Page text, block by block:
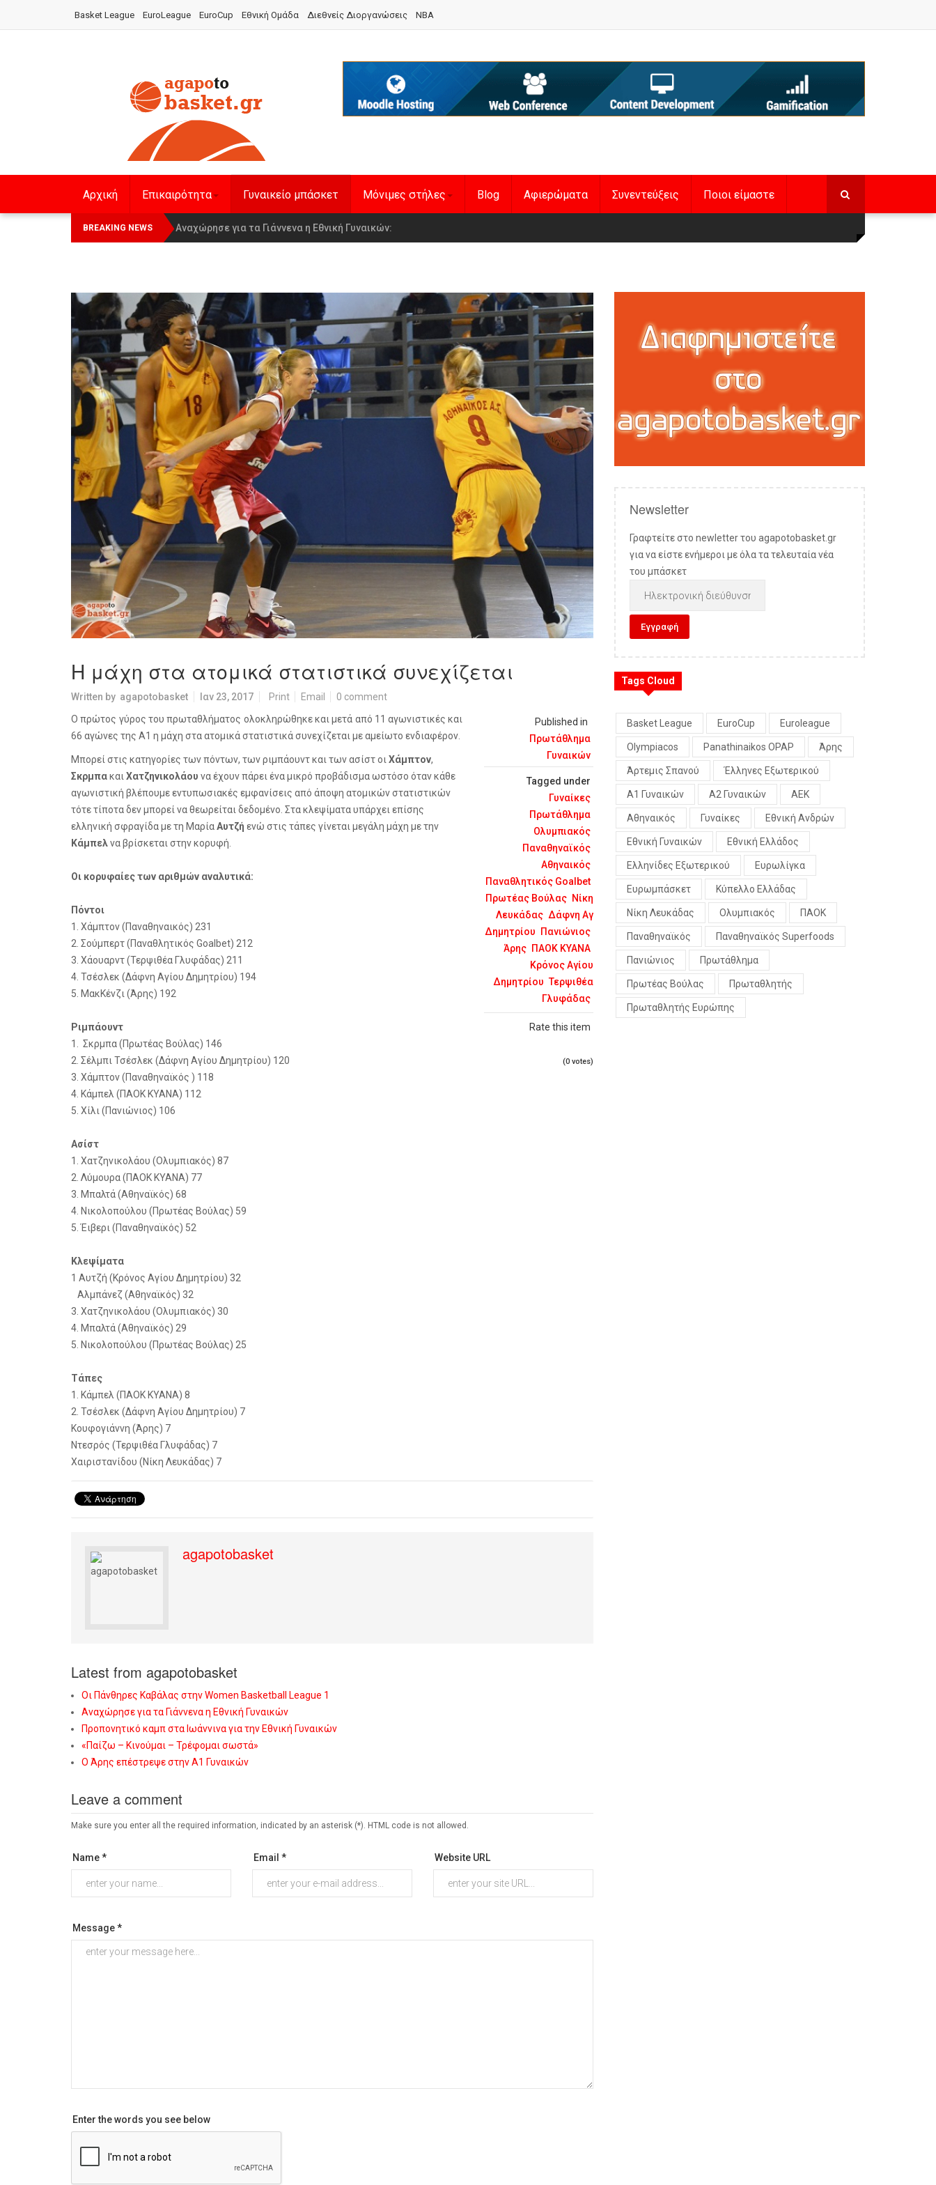
Basket League EuroLeague EuroCup Εθνική Ομάδα Διεθνείς Διοργανώσεις NBA
Αρχική Επικαιρότητα Γυναικείο μπάσκετ Μόνιμες στήλες Blog Αφιερώματα Συνεντεύξεις Ποιοι είμαστε
BREAKING NEWS Οι Πάνθηρες Καβάλας στην Women Basketball League 1
Αναχώρησε για τα Γιάννενα η Εθνική Γυναικών
Η μάχη στα ατομικά στατιστικά συνεχίζεται
Written by agapotobasket Ιαν 23, 2017 Print Email 0 comment
Published in
Πρωτάθλημα
Γυναικών
Tagged under
Γυναίκες
Πρωτάθλημα
Ολυμπιακός
Παναθηναϊκός
Αθηναικός
Παναθλητικός Goalbet
Πρωτέας Βούλας Νίκη
Λευκάδας Δάφνη Αγ
Δημητρίου
Πανιώνιος
Άρης ΠΑΟΚ ΚΥΑΝΑ
Κρόνος Αγίου
Δημητρίου Τερψιθέα
Γλυφάδας
Rate this item
(0 votes)
Ο πρώτος γύρος του πρωταθλήματος ολοκληρώθηκε και μετά από 11 αγωνιστικές και
66 αγώνες της Α1 η μάχη στα ατομικά στατιστικά συνεχίζεται με αμείωτο ενδιαφέρον.
Μπορεί στις κατηγορίες των πόντων, των ριμπάουντ και των ασίστ οι Χάμπτον,
Σκρμπακαι Χατζηνικολάου να έχουν πάρει ένα μικρό προβάδισμα ωστόσο όταν κάθε
αγωνιστική βλέπουμε εντυπωσιακές εμφανίσεις από άποψη ατομικών στατιστικών
τότε τίποτα δεν μπορεί να θεωρείται δεδομένο. Στα κλεψίματα υπάρχει επίσης
ελληνική σφραγίδα με τη ΜαρίαΑυτζή ενώ στις τάπες γίνεται μεγάλη μάχη με την
Κάμπελνα βρίσκεται στην κορυφή.
Οι κορυφαίες των αριθμών αναλυτικά:
Πόντοι
1. Χάμπτον (Παναθηναικός) 231
2. Σούμπερτ (Παναθλητικός Goalbet) 212
3. Χάουαρντ (Τερψιθέα Γλυφάδας) 211
4. Τσέσλεκ (Δάφνη Αγίου Δημητρίου) 194
5. ΜακΚένζι (Άρης) 192
Ριμπάουντ
1. Σκρμπα (Πρωτέας Βούλας) 146
2. Σέλμπι Τσέσλεκ (Δάφνη Αγίου Δημητρίου) 120
3. Χάμπτον (Παναθηναϊκός ) 118
4. Κάμπελ (ΠΑΟΚ ΚΥΑΝΑ) 112
5. Χίλι (Πανιώνιος) 106
Ασίστ
1. Χατζηνικολάου (Ολυμπιακός) 87
2. Λύμουρα (ΠΑΟΚ ΚΥΑΝΑ) 77
3. Μπαλτά (Αθηναϊκός) 68
4. Νικολοπούλου (Πρωτέας Βούλας) 59
5. Έιβερι (Παναθηναϊκός) 52
Κλεψίματα
1 Αυτζή (Κρόνος Αγίου Δημητρίου) 32
Αλμπάνεζ (Αθηναϊκός) 32
3. Χατζηνικολάου (Ολυμπιακός) 30
4. Μπαλτά (Αθηναϊκός) 29
5. Νικολοπούλου (Πρωτέας Βούλας) 25
Τάπες
1. Κάμπελ (ΠΑΟΚ ΚΥΑΝΑ) 8
2. Τσέσλεκ (Δάφνη Αγίου Δημητρίου) 7
Κουφογιάννη (Άρης) 7
Ντεσρός (Τερψιθέα Γλυφάδας) 7
Χαιριστανίδου (Νίκη Λευκάδας) 7
agapotobasket
Latest from agapotobasket
Οι Πάνθηρες Καβάλας στην Women Basketball League 1
Αναχώρησε για τα Γιάννενα η Εθνική Γυναικών
Προπονητικό καμπ στα Ιωάννινα για την Εθνική Γυναικών
«Παίζω – Κινούμαι – Τρέφομαι σωστά»
Ο Άρης επέστρεψε στην Α1 Γυναικών
Leave a comment
Make sure you enter all the required information, indicated by an asterisk (*). HTML code is not allowed.
Name * Email * Website URL
Message *
Enter the words you see below
Newsletter
Γραφτείτε στο newletter του agapotobasket.gr
για να είστε ενήμεροι με όλα τα τελευταία νέα
του μπάσκετ
Tags Cloud
Basket League EuroCup Euroleague
Olympiacos Panathinaikos OPAP Άρης
Άρτεμις Σπανού Έλληνες Εξωτερικού
Α1 Γυναικών Α2 Γυναικών ΑΕΚ
Αθηναικός Γυναίκες Εθνική Ανδρών
Εθνική Γυναικών Εθνική Ελλάδος
Ελληνίδες Εξωτερικού Ευρωλίγκα
Ευρωμπάσκετ Κύπελλο Ελλάδας
Νίκη Λευκάδας Ολυμπιακός ΠΑΟΚ
Παναθηναϊκός Παναθηναϊκός Superfoods
Πανιώνιος Πρωτάθλημα
Πρωτέας Βούλας Πρωταθλητής
Πρωταθλητής Ευρώπης